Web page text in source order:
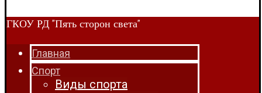
ГКОУ РД "Пять сторон света"
Главная
Спорт
Виды спорта